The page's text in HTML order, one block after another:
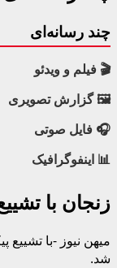
چند رسانه‌ای
🎬 فیلم و ویدئو
🖼 گزارش تصویری
🎧 فایل صوتی
📊 اینفوگرافیک
زنجان با
میهن نیوز -با تشییع
شد.